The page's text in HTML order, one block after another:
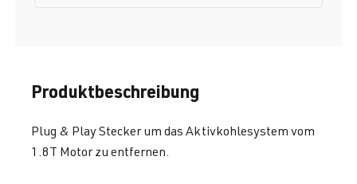
Produktbeschreibung
Plug & Play Stecker um das Aktivkohlesystem vom
1.8T Motor zu entfernen.